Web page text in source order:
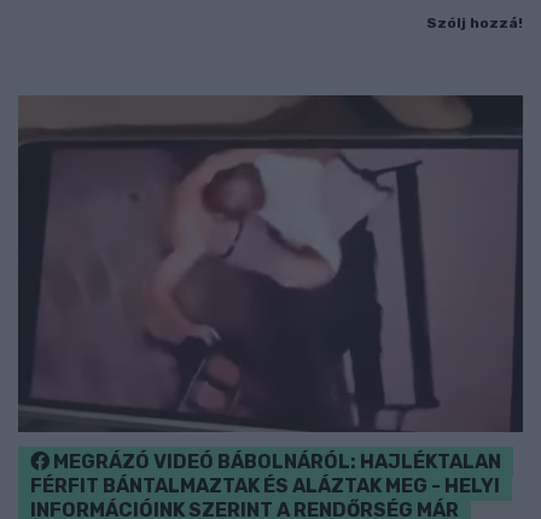
Szólj hozzá!
MEGRÁZÓ VIDEÓ BÁBOLNÁRÓL: HAJLÉKTALAN
FÉRFIT BÁNTALMAZTAK ÉS ALÁZTAK MEG - HELYI
INFORMÁCIÓINK SZERINT A RENDŐRSÉG MÁR